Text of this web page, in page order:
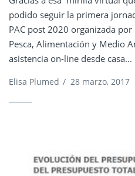
podido seguir la primera
PAC post 2020 organizada
Pesca, Alimentación y Medio
asistencia on-line desde casa...
Elisa Plumed / 28 marzo, 2017